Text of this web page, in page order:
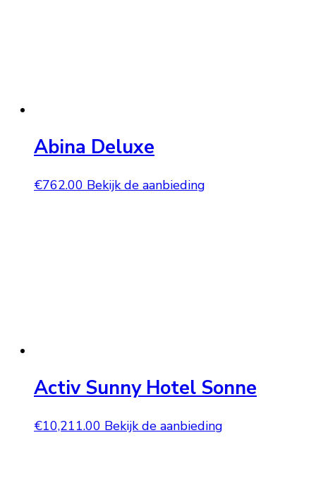
Abina Deluxe
€762.00 Bekijk de aanbieding
Activ Sunny Hotel Sonne
€10,211.00 Bekijk de aanbieding